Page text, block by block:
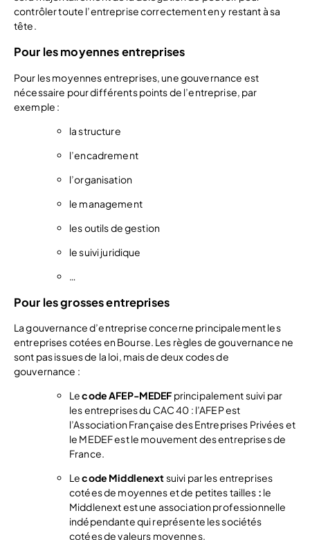
contrôler toute l’entreprise correctement en y restant à sa
tête.
Pour les moyennes entreprises
Pour les moyennes entreprises, une gouvernance est
nécessaire pour différents points de l’entreprise, par
exemple :
la structure
l’encadrement
l’organisation
le management
les outils de gestion
le suivi juridique
Pour les grosses entreprises
La gouvernance d’entreprise concerne principalement les
entreprises cotées en Bourse. Les règles de gouvernance ne
sont pas issues de la loi, mais de deux codes de
gouvernance :
Lecode AFEP-MEDEF principalement suivi par
les entreprises du CAC 40 : l’AFEP est
l’Association Française des Entreprises Privées et
le MEDEF est le mouvement des entreprises de
France.
Lecode Middlenextsuivi par les entreprises
cotées de moyennes et de petites tailles : le
Middlenext est une association professionnelle
indépendante qui représente les sociétés
cotées de valeurs moyennes.